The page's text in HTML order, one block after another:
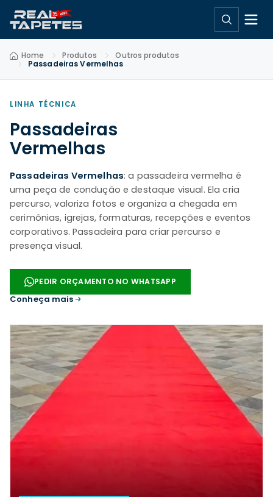
Home Produtos
Outros produtos
Passadeiras Vermelhas
LINHA TÉCNICA
Passadeiras
Vermelhas
Passadeiras Vermelhas: a passadeira vermelha é
uma peça de condução e destaque visual. Ela cria
percurso, valoriza fotos e organiza a chegada em
cerimônias, igrejas, formaturas, recepções e eventos
corporativos. Passadeira para criar percurso e
presença visual.
PEDIR ORÇAMENTO NO WHATSAPP
Conheça mais